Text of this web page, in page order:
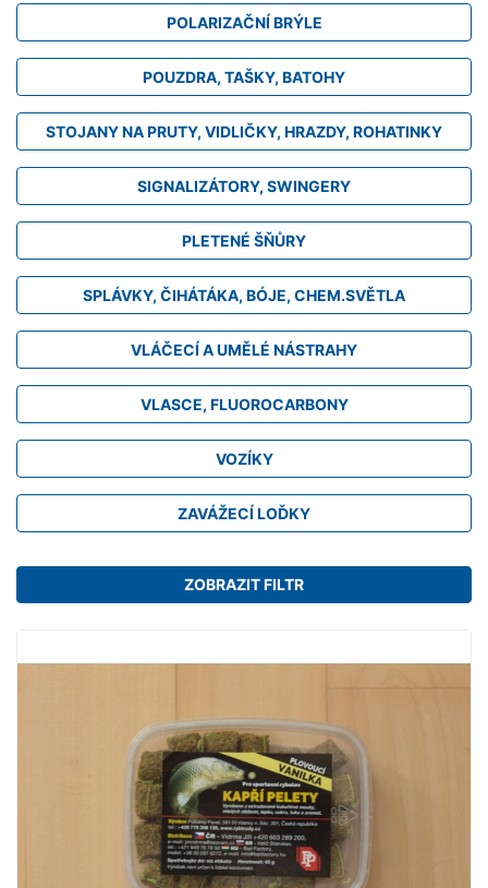
POLARIZAČNÍ BRÝLE
POUZDRA, TAŠKY, BATOHY
STOJANY NA PRUTY, VIDLIČKY, HRAZDY, ROHATINKY
SIGNALIZÁTORY, SWINGERY
PLETENÉ ŠŇŮRY
SPLÁVKY, ČIHÁTÁKA, BÓJE, CHEM.SVĚTLA
VLÁČECÍ A UMĚLÉ NÁSTRAHY
VLASCE, FLUOROCARBONY
VOZÍKY
ZAVÁŽECÍ LOĎKY
ZOBRAZIT FILTR